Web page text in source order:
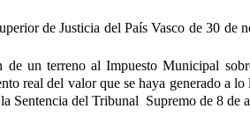
de Justicia del País Vasco de 30 de
de un terreno al Impuesto Municipal
real del valor que se haya generado a
Sentencia del Tribunal Supremo de 8 de